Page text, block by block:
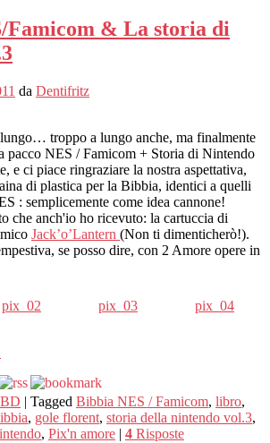
Famicom & La storia di
da Dentifritz
troppo a lungo anche, ma finalmente
pacco NES / Famicom + Storia di Nintendo
e ci piace ringraziare la nostra aspettativa,
di plastica per la Bibbia, identici a quelli
: semplicemente come idea cannone!
che anch'io ho ricevuto: la cartuccia di
Jack’o’Lantern (Non ti dimenticherò!).
se posso dire, con 2 Amore opere in
pix_02 pix_03 pix_04
| Tagged Bibbia NES / Famicom, libro,
, gole florent, storia della nintendo vol.3,
, Pix'n amore | 4 Risposte